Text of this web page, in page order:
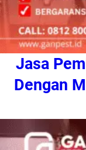
Jasa
Dengan